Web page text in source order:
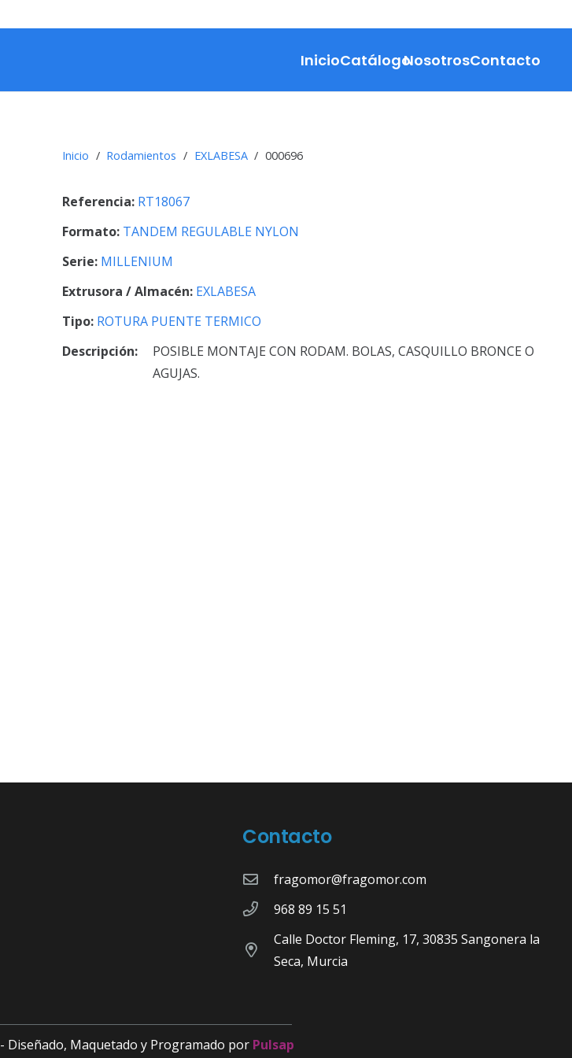
InicioCatálogoNosotrosContacto
Inicio / Rodamientos / EXLABESA / 000696
Referencia: RT18067
Formato: TANDEM REGULABLE NYLON
Serie: MILLENIUM
Extrusora / Almacén: EXLABESA
Tipo: ROTURA PUENTE TERMICO
Descripción:
POSIBLE MONTAJE CON RODAM. BOLAS, CASQUILLO BRONCE O
AGUJAS.
Contacto
fragomor@fragomor.com
968 89 15 51
Calle Doctor Fleming, 17, 30835 Sangonera la
Seca, Murcia
- Diseñado, Maquetado y Programado por Pulsap